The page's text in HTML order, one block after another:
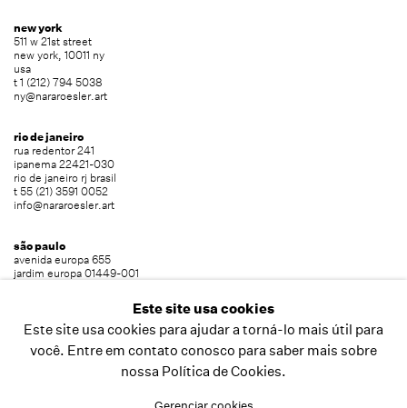
new york
511 w 21st street
new york, 10011 ny
usa
t 1 (212) 794 5038
ny@nararoesler.art
rio de janeiro
rua redentor 241
ipanema 22421-030
rio de janeiro rj brasil
t 55 (21) 3591 0052
info@nararoesler.art
são paulo
avenida europa 655
jardim europa 01449-001
copyright © 2026 nara roesler
Este site usa cookies
Este site usa cookies para ajudar a torná-lo mais útil para
você. Entre em contato conosco para saber mais sobre
nossa Política de Cookies.